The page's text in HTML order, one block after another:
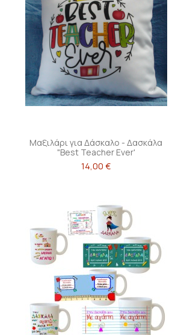
Μαξιλάρι για Δάσκαλο - Δασκάλα
"Best Teacher Ever'
14,00 €